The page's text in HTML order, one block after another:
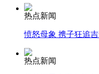
热点新闻
愤怒母象 携子狂追
热点新闻